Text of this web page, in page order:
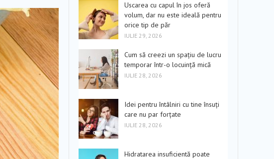
Uscarea cu capul în jos oferă
volum, dar nu este ideală pentru
orice tip de păr
IULIE 29, 2026
Cum să creezi un spațiu de lucru
temporar într-o locuință mică
IULIE 28, 2026
Idei pentru întâlniri cu tine însuți
care nu par forțate
IULIE 28, 2026
Hidratarea insuficientă poate